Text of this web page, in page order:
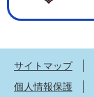
サイトマップ
個人情報保護